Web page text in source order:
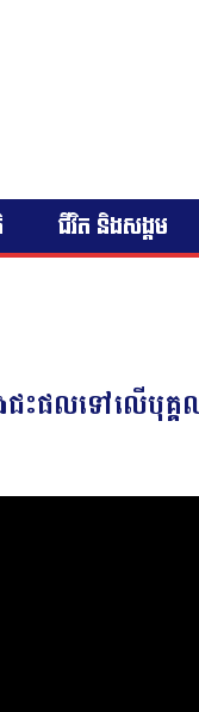
ជីវិត និងសង្គម
ជះផលទៅលើបុគ្